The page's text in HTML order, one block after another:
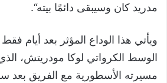
مدريد كان وسيبقى دائمًا بيته“.
ويأتي هذا الوداع المؤثر بعد أيام
الوسط الكرواتي لوكا مودريتش،
مسيرته الأسطورية مع الفريق بعد